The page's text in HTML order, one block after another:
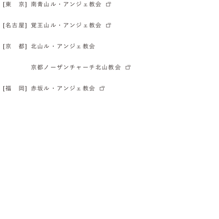
[東 京] 南青山ル・アンジェ教会
[名古屋] 覚王山ル・アンジェ教会
[京 都] 北山ル・アンジェ教会
京都ノーザンチャーチ北山教会
[福 岡] 赤坂ル・アンジェ教会